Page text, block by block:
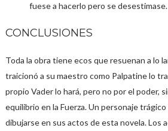
fuese a hacerlo pero se desestimase.
CONCLUSIONES
Toda la obra tiene ecos que resuenan a lo
traicionó a su maestro como Palpatine lo
propio Vader lo hará, pero no por el poder,
equilibrio en la Fuerza. Un personaje trágico
dibujarse en sus actos de esta novela. Los